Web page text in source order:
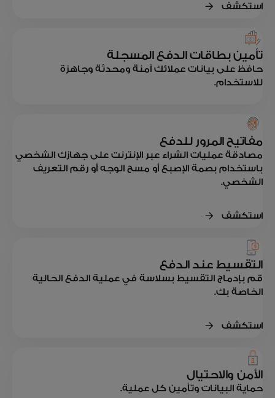
استكشف
تأمين بطاقات الدفع المسجلة
حافظ على بيانات عملائك آمنة ومحدثة وجاهزة
للاستخدام.
مفاتيح المرور للدفع
مصادقة عمليات الشراء عبر الإنترنت على جهازك الشخصي
باستخدام بصمة الإصبع أو مسح الوجه أو رقم التعريف
الشخصي.
استكشف
التقسيط عند الدفع
قم بإدماج التقسيط بسلاسة في عملية الدفع الحالية
الخاصة بك.
استكشف
الأمن والاحتيال
حماية البيانات وتأمين كل عملية.